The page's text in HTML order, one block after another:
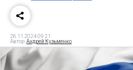
26.11.2024 09:21
Автор:Андрей Кузьменко